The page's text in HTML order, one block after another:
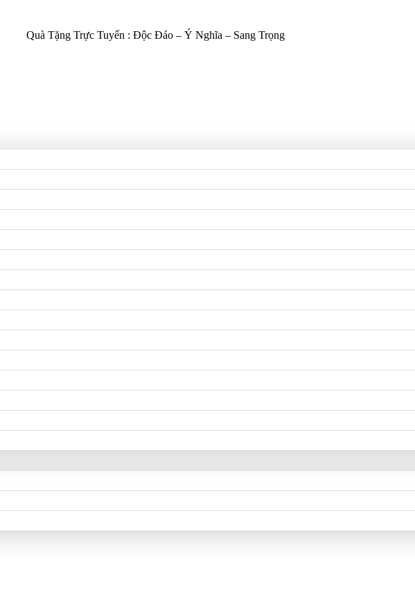
Quà Tặng Trực Tuyến : Độc Đáo – Ý Nghĩa – Sang Trọng